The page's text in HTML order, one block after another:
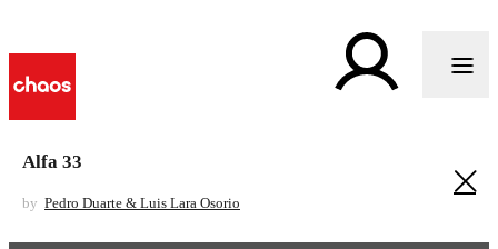
Alfa 33
by Pedro Duarte & Luis Lara Osorio